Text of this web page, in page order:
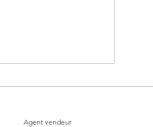
Agent vendeur